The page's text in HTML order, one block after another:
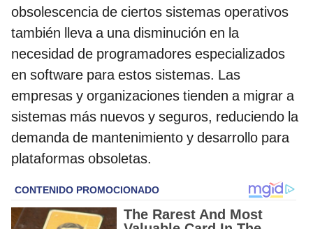
obsolescencia de ciertos sistemas operativos
también lleva a una disminución en la
necesidad de programadores especializados
en software para estos sistemas. Las
empresas y organizaciones tienden a migrar a
sistemas más nuevos y seguros, reduciendo la
demanda de mantenimiento y desarrollo para
plataformas obsoletas.